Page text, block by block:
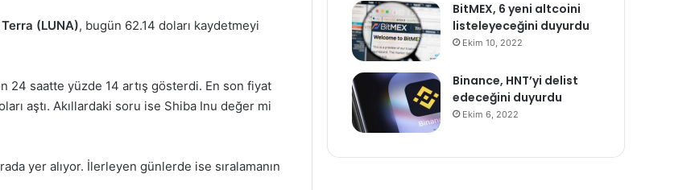
Terra (LUNA), bugün 62.14 doları kaydetmeyi
24 saatte yüzde 14 artış gösterdi. En son fiyat
aştı. Akıllardaki soru ise Shiba Inu değer mi
yer alıyor. İlerleyen günlerde ise sıralamanın
BitMEX, 6 yeni altcoini
listeleyeceğini duyurdu
Ekim 10, 2022
Binance, HNT’yi delist
edeceğini duyurdu
Ekim 6, 2022